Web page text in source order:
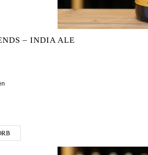
– INDIA ALE
FRIENDS - INDIA ALE MENGE